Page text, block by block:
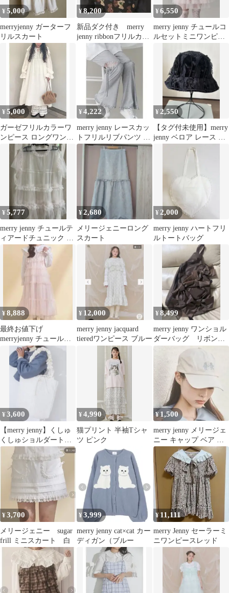
¥5,000
merryjenny ガーターフ
リルスカート
¥8,200
新品ダク付き merry
jenny ribbonフリルカラ
ーブラウス
¥6,550
merry jenny チュールコ
ルセットミニワンピー
¥5,000
ガーゼフリルカラーワ
ンピース ロングワンピ
ース ホワイト メリージ
ェニー
¥ 4,222
merry jenny レースカッ
トフリルリブパンツ グ
レー
¥ 2,550
【タグ付未使用】merry
jenny ベロア レース バ
ケットハット ブラック
¥5,777
merry jenny チュールテ
ィアードチュニック ピ
¥2,680
メリージェニーロング
スカート
¥ 2,000
merry jenny ハートフリ
ルトートバッグ
¥8,888
最終お値下げ
merryjenny チュールド
ロストロングワンピー
ス ピンク
¥ 12,000
merry jenny jacquard
tieredワンピース ブルー
¥8,499
merry jenny ワンショル
ダーバッグ リボンブ
ラウンリュック
¥3,600
【merry jenny】くしゅ
くしゅショルダートー
ト
¥4,990
猫プリント 半袖Tシャ
ツ ピンク
¥ 1,500
merry jenny メリージェ
ニー キャップ ベア 新
品 タグ付き
¥3,700
メリージェニー sugar
frill ミニスカート 白
¥3,999
merry jenny cat×cat カー
ディガン（ブルー
¥11,111
merry Jenny セーラーミ
ニワンピースレッド